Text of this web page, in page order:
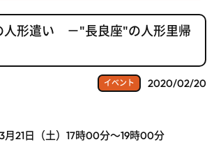
形遣い －"長良座"の人形里帰
イベント 2020/02/20
月21日（土）17時00分～19時00分